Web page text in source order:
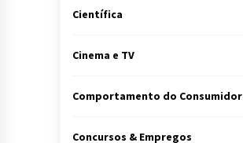
Científica
Cinema e TV
Comportamento do Consumidor
Concursos & Empregos